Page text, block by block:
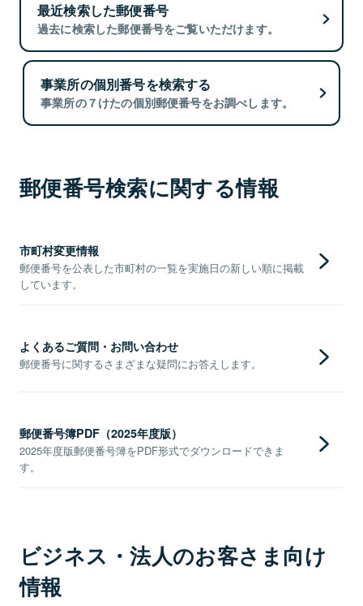
最近検索した郵便番号
過去に検索した郵便番号をご覧いただけます。
事業所の個別番号を検索する
事業所の７けたの個別郵便番号をお調べします。
郵便番号検索に関する情報
市町村変更情報
郵便番号を公表した市町村の一覧を実施日の新しい順に掲載
しています。
よくあるご質問・お問い合わせ
郵便番号に関するさまざまな疑問にお答えします。
郵便番号簿PDF（2025年度版）
2025年度版郵便番号簿をPDF形式でダウンロードできま
す。
ビジネス・法人のお客さま向け
情報